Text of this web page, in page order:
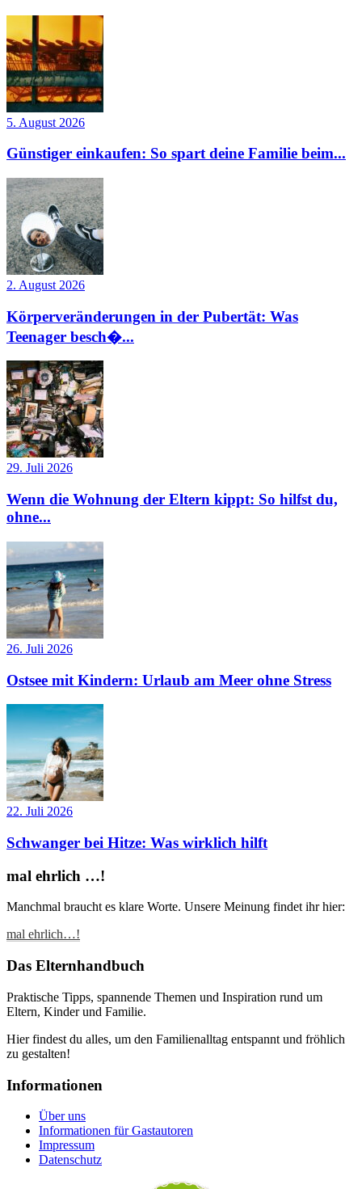
5. August 2026
Günstiger einkaufen: So spart deine Familie beim...
2. August 2026
Körperveränderungen in der Pubertät: Was
Teenager besch�...
29. Juli 2026
Wenn die Wohnung der Eltern kippt: So hilfst du,
ohne...
26. Juli 2026
Ostsee mit Kindern: Urlaub am Meer ohne Stress
22. Juli 2026
Schwanger bei Hitze: Was wirklich hilft
mal ehrlich …!
Manchmal braucht es klare Worte. Unsere Meinung findet ihr hier:
mal ehrlich…!
Das Elternhandbuch
Praktische Tipps, spannende Themen und Inspiration rund um
Eltern, Kinder und Familie.
Hier findest du alles, um den Familienalltag entspannt und fröhlich
zu gestalten!
Informationen
Über uns
Informationen für Gastautoren
Impressum
Datenschutz